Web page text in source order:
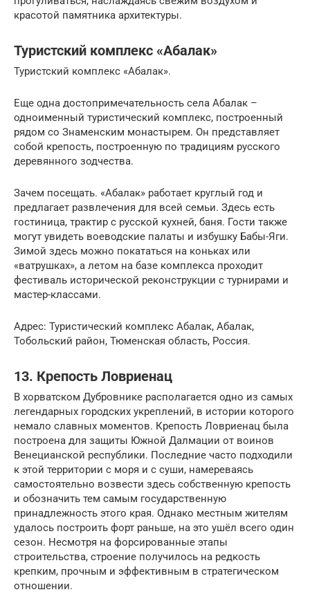
красотой памятника архитектуры.
Туристский комплекс «Абалак»
Туристский комплекс «Абалак».
Еще одна достопримечательность села Абалак –
одноименный туристический комплекс, построенный
рядом со Знаменским монастырем. Он представляет
собой крепость, построенную по традициям русского
деревянного зодчества.
Зачем посещать. «Абалак» работает круглый год и
предлагает развлечения для всей семьи. Здесь есть
гостиница, трактир с русской кухней, баня. Гости также
могут увидеть воеводские палаты и избушку Бабы-Яги.
Зимой здесь можно покататься на коньках или
«ватрушках», а летом на базе комплекса проходит
фестиваль исторической реконструкции с турнирами и
мастер-классами.
Адрес: Туристический комплекс Абалак, Абалак,
Тобольский район, Тюменская область, Россия.
13. Крепость Ловриенац
В хорватском Дубровнике располагается одно из самых
легендарных городских укреплений, в истории которого
немало славных моментов. Крепость Ловриенац была
построена для защиты Южной Далмации от воинов
Венецианской республики. Последние часто подходили
к этой территории с моря и с суши, намереваясь
самостоятельно возвести здесь собственную крепость
и обозначить тем самым государственную
принадлежность этого края. Однако местным жителям
удалось построить форт раньше, на это ушёл всего один
сезон. Несмотря на форсированные этапы
строительства, строение получилось на редкость
крепким, прочным и эффективным в стратегическом
отношении.